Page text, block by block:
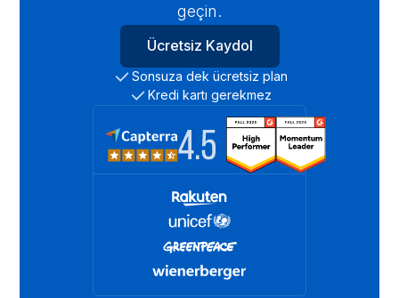
geçin.
Ücretsiz Kaydol
Sonsuza dek ücretsiz plan
Kredi kartı gerekmez